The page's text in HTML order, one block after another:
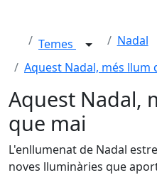
Temes
Nadal
Aquest Nadal, més llum
Aquest Nadal,
que mai
L'enllumenat de Nadal
noves lluminàries que